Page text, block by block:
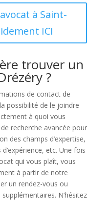
à Saint-
ICI
trouver un
?
de contact de
possibilité de le joindre
à quoi vous
recherche avancée pour
des champs d’expertise,
etc. Une fois
qui vous plaît, vous
à partir de notre
un rendez-vous ou
N’hésitez